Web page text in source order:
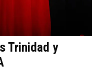
Trinidad y